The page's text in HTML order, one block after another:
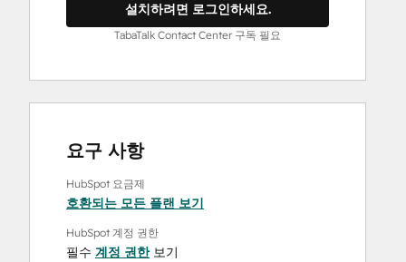
설치하려면 로그인하세요.
TabaTalk Contact Center 구독 필요
요구 사항
HubSpot 요금제
호환되는 모든 플랜 보기
HubSpot 계정 권한
필수 계정 권한보기